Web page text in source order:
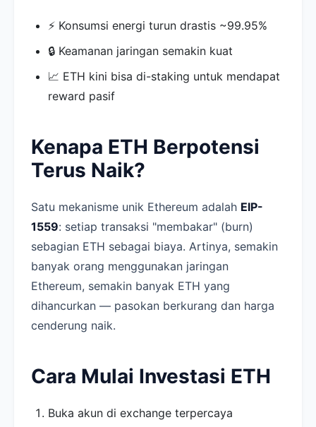
⚡ Konsumsi energi turun drastis ~99.95%
🔒 Keamanan jaringan semakin kuat
📈 ETH kini bisa di-staking untuk mendapat
reward pasif
Kenapa ETH Berpotensi
Terus Naik?
Satu mekanisme unik Ethereum adalah EIP-
1559: setiap transaksi "membakar" (burn)
sebagian ETH sebagai biaya. Artinya, semakin
banyak orang menggunakan jaringan
Ethereum, semakin banyak ETH yang
dihancurkan — pasokan berkurang dan harga
cenderung naik.
Cara Mulai Investasi ETH
Buka akun di exchange terpercaya